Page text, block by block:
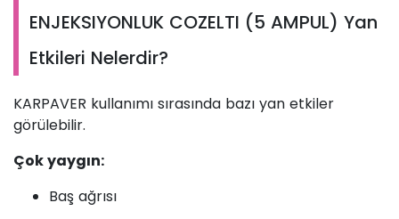
ENJEKSIYONLUK COZELTI (5 AMPUL) Yan
Etkileri Nelerdir?
KARPAVER kullanımı sırasında bazı yan etkiler
görülebilir.
Çok yaygın:
Baş ağrısı